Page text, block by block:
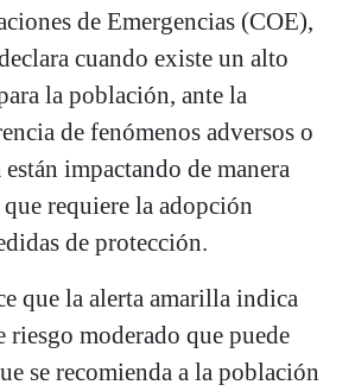
de Emergencias (COE),
cuando existe un alto
la población, ante la
de fenómenos adversos o
impactando de manera
requiere la adopción
de protección.
que la alerta amarilla indica
riesgo moderado que puede
se recomienda a la población